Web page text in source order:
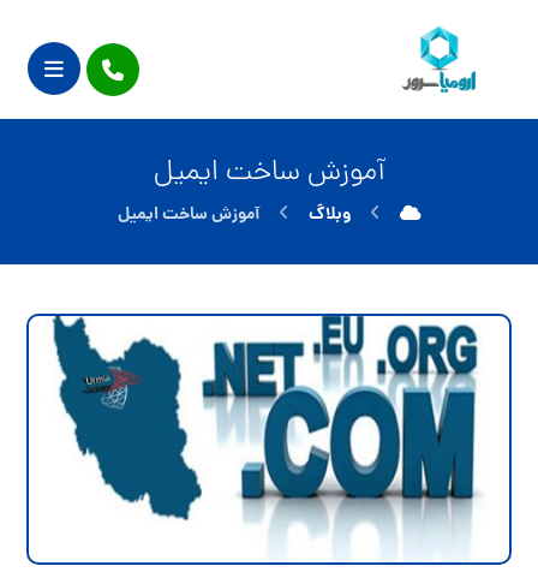
آموزش ساخت ایمیل
وبلاگ آموزش ساخت ایمیل